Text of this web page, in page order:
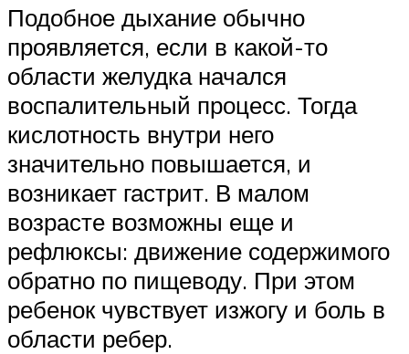
Подобное дыхание обычно
проявляется, если в какой-то
области желудка начался
воспалительный процесс. Тогда
кислотность внутри него
значительно повышается, и
возникает гастрит. В малом
возрасте возможны еще и
рефлюксы: движение содержимого
обратно по пищеводу. При этом
ребенок чувствует изжогу и боль в
области ребер.